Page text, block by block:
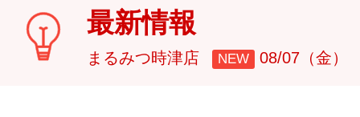
最新情報
まるみつ時津店 NEW 08/07（金）